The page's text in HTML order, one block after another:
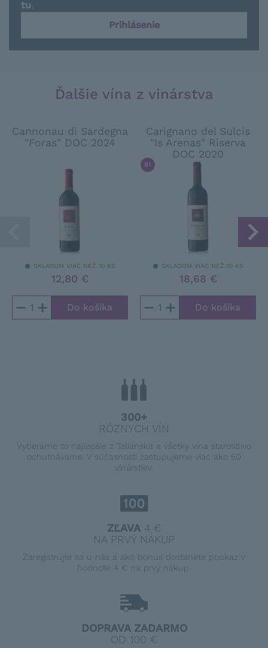
tu.
Prihlásenie
Ďalšie vína z vinárstva
Cannonau di Sardegna
"Foras" DOC 2024
SKLADOM VIAC NEŽ 10 KS
12,80 €
− +
Carignano del Sulcis
"Is Arenas" Riserva
DOC 2020
91 FALSTAFF
SKLADOM VIAC NEŽ 10 KS
18,68 €
− +
300+
RÔZNYCH VÍN
Vyberáme to najlepšie z Talianska a všetky vína starostlivo
ochutnávame. V súčasnosti zastupujeme viac ako 50
vinárstiev.
ZĽAVA 4 €
NA PRVÝ NÁKUP
Zaregistrujte sa u nás a ako bonus dostanete poukaz v
hodnote 4 € na prvý nákup.
DOPRAVA ZADARMO
OD 100 €